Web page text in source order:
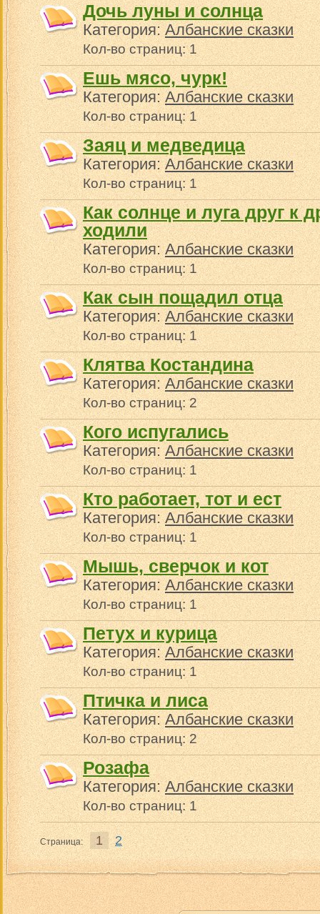
Дочь луны и солнца
Категория:Албанские сказки
Кол-во страниц: 1
Ешь мясо, чурк!
Категория:Албанские сказки
Кол-во страниц: 1
Заяц и медведица
Категория:Албанские сказки
Кол-во страниц: 1
Как солнце и луга друг к
ходили
Категория:Албанские сказки
Кол-во страниц: 1
Как сын пощадил отца
Категория:Албанские сказки
Кол-во страниц: 1
Клятва Костандина
Категория:Албанские сказки
Кол-во страниц: 2
Кого испугались
Категория:Албанские сказки
Кол-во страниц: 1
Кто работает, тот и ест
Категория:Албанские сказки
Кол-во страниц: 1
Мышь, сверчок и кот
Категория:Албанские сказки
Кол-во страниц: 1
Петух и курица
Категория:Албанские сказки
Кол-во страниц: 1
Птичка и лиса
Категория:Албанские сказки
Кол-во страниц: 2
Розафа
Категория:Албанские сказки
Кол-во страниц: 1
Страница: 1 2